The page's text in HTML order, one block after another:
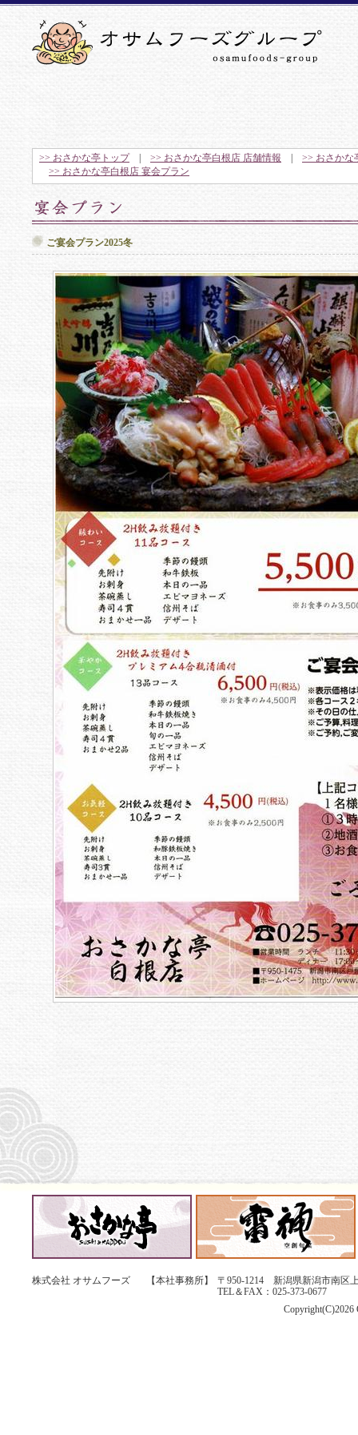
>> おさかな亭トップ| >> おさかな亭白根店 店舗情報
>> おさかな
>> おさかな亭白根店 宴会プラン
ご宴会プラン2025冬
株式会社 オサムフーズ 【本社事務所】
〒950-1214 新潟県新潟市南区
TEL＆FAX：025-373-0677